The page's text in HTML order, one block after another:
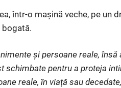
într-o mașină veche, pe un
bogată.
și persoane reale,
schimbate pentru a proteja
reale, în viață sau